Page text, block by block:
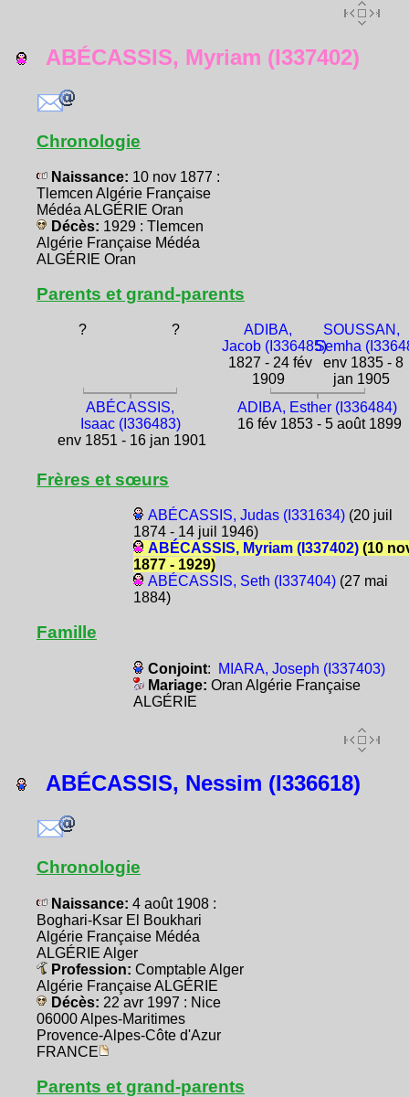
ABÉCASSIS, Myriam (I337402)
Chronologie
Naissance: 10 nov 1877 :
Tlemcen Algérie Française
Médéa ALGÉRIE Oran
Décès: 1929 : Tlemcen
Algérie Française Médéa
ALGÉRIE Oran
Parents et grand-parents
? ?
ADIBA,
Jacob (I336485)
1827 - 24 fév
1909
SOUSSAN,
Semha
env 1835 - 8
jan 1905
ABÉCASSIS,
Isaac (I336483)
env 1851 - 16 jan 1901
ADIBA, Esther (I336484)
16 fév 1853 - 5 août 1899
Frères et sœurs
ABÉCASSIS, Judas (I331634)(20 juil
1874 - 14 juil 1946)
ABÉCASSIS, Myriam (I337402)(10
1877 - 1929)
ABÉCASSIS, Seth (I337404)(27 mai
1884)
Famille
Conjoint:
MIARA, Joseph (I337403)
Mariage: Oran Algérie Française
ALGÉRIE
ABÉCASSIS, Nessim (I336618)
Chronologie
Naissance: 4 août 1908 :
Boghari-Ksar El Boukhari
Algérie Française Médéa
ALGÉRIE Alger
Profession: Comptable Alger
Algérie Française ALGÉRIE
Décès: 22 avr 1997 : Nice
06000 Alpes-Maritimes
Provence-Alpes-Côte d'Azur
FRANCE
Parents et grand-parents